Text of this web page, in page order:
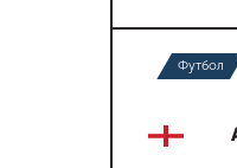
Футбол